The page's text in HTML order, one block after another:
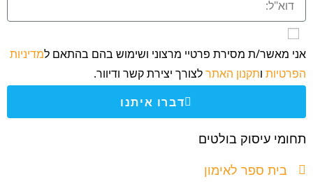
אני מאשר/ת מסירת פרטיי מרצוני ושימוש בהם בהתאם למדיניות
הפרטיות ותקנון האתרלצורך יצירת קשר ודיוור.
דברו איתנו
תחומי עיסוק בולטים
בית ספר לאימון